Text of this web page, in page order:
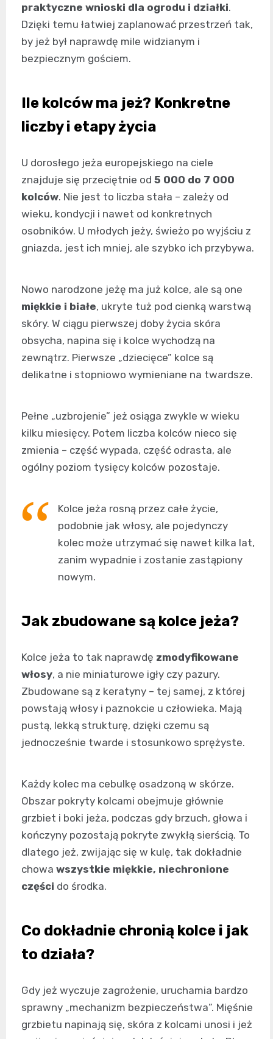
praktyczne wnioski dla ogrodu i działki.
Dzięki temu łatwiej zaplanować przestrzeń tak,
by jeż był naprawdę mile widzianym i
bezpiecznym gościem.
Ile kolców ma jeż? Konkretne
liczby i etapy życia
U dorosłego jeża europejskiego na ciele
znajduje się przeciętnie od 5 000 do 7 000
kolców. Nie jest to liczba stała – zależy od
wieku, kondycji i nawet od konkretnych
osobników. U młodych jeży, świeżo po wyjściu z
gniazda, jest ich mniej, ale szybko ich przybywa.
Nowo narodzone jeżę ma już kolce, ale są one
miękkie i białe, ukryte tuż pod cienką warstwą
skóry. W ciągu pierwszej doby życia skóra
obsycha, napina się i kolce wychodzą na
zewnątrz. Pierwsze „dziecięce” kolce są
delikatne i stopniowo wymieniane na twardsze.
Pełne „uzbrojenie” jeż osiąga zwykle w wieku
kilku miesięcy. Potem liczba kolców nieco się
zmienia – część wypada, część odrasta, ale
ogólny poziom tysięcy kolców pozostaje.
Kolce jeża rosną przez całe życie,
podobnie jak włosy, ale pojedynczy
kolec może utrzymać się nawet kilka lat,
zanim wypadnie i zostanie zastąpiony
nowym.
Jak zbudowane są kolce jeża?
Kolce jeża to tak naprawdę zmodyfikowane
włosy, a nie miniaturowe igły czy pazury.
Zbudowane są z keratyny – tej samej, z której
powstają włosy i paznokcie u człowieka. Mają
pustą, lekką strukturę, dzięki czemu są
jednocześnie twarde i stosunkowo sprężyste.
Każdy kolec ma cebulkę osadzoną w skórze.
Obszar pokryty kolcami obejmuje głównie
grzbiet i boki jeża, podczas gdy brzuch, głowa i
kończyny pozostają pokryte zwykłą sierścią. To
dlatego jeż, zwijając się w kulę, tak dokładnie
chowa wszystkie miękkie, niechronione
części do środka.
Co dokładnie chronią kolce i jak
to działa?
Gdy jeż wyczuje zagrożenie, uruchamia bardzo
sprawny „mechanizm bezpieczeństwa”. Mięśnie
grzbietu napinają się, skóra z kolcami unosi i jeż